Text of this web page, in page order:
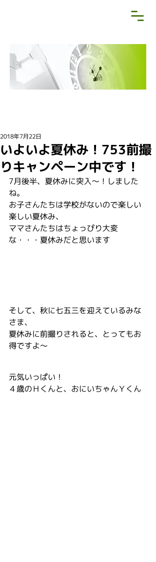
いよいよ夏休み！753前撮
りキャンペーン中です！
2018年7月22日
7月後半、夏休みに突入～！しました
ね。
お子さんたちは学校がないので楽しい
楽しい夏休み、
ママさんたちはちょっぴり大変
な・・・夏休みだと思います
そして、秋に七五三を迎えているみな
さま、
夏休みに前撮りされると、とってもお
得ですよ～
元気いっぱい！
４歳のＨくんと、おにいちゃんＹくん